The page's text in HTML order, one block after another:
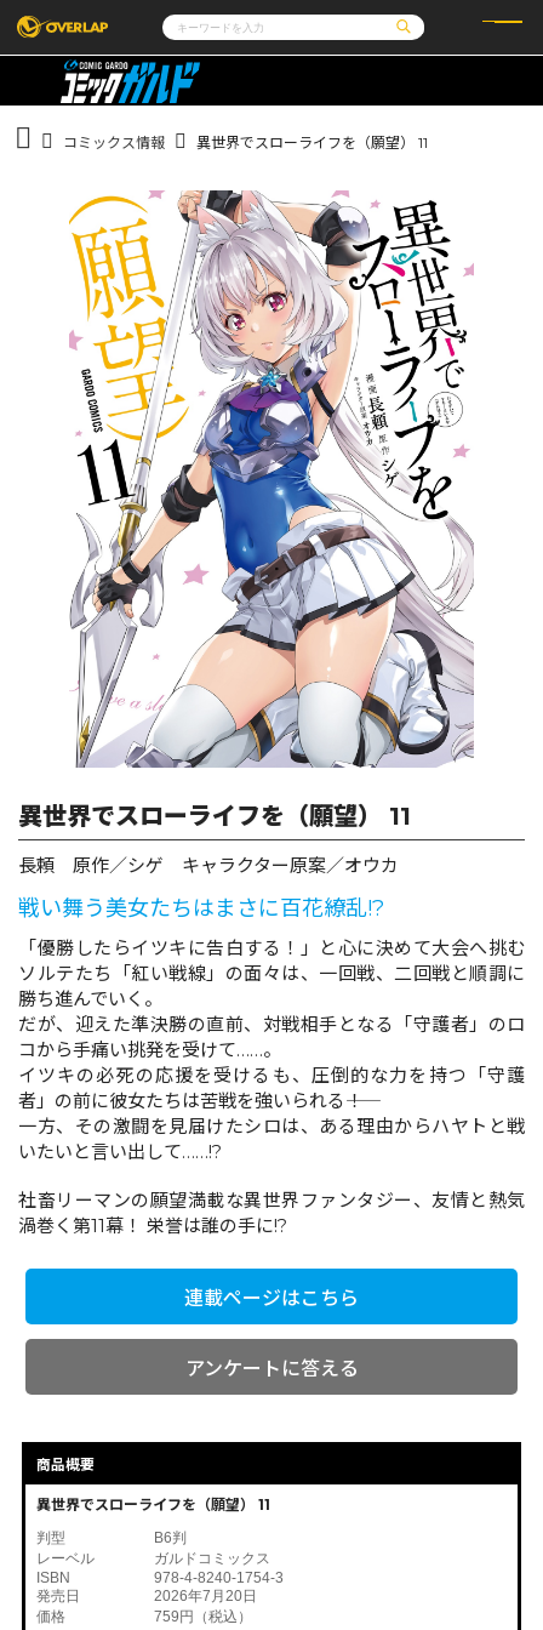
コミック
コミッククリエ
LiQulle
ライトノベル
ノベルス
ノベルスf
ポケットモンスター
アニメ
オーバーラップ広報室
企業
会社概要
採用情報
アクセス
オーバーラップホールディングス
お問い合わせはこちら
オーバーラップ文庫
オーバーラップノベルス
オーバーラップノベルスf
ロサージュノベルス
コミックガルド
コミッククリエ
コミックパルフェ
閉じる
コミックス情報 異世界でスローライフを（願望） 11
異世界でスローライフを（願望） 11
長頼 原作／シゲ キャラクター原案／オウカ
戦い舞う美女たちはまさに百花繚乱!?
「優勝したらイツキに告白する！」と心に決めて大会へ挑む
ソルテたち「紅い戦線」の面々は、一回戦、二回戦と順調に
勝ち進んでいく。
だが、迎えた準決勝の直前、対戦相手となる「守護者」のロ
コから手痛い挑発を受けて……。
イツキの必死の応援を受けるも、圧倒的な力を持つ「守護
者」の前に彼女たちは苦戦を強いられる――！
一方、その激闘を見届けたシロは、ある理由からハヤトと戦
いたいと言い出して……!?
社畜リーマンの願望満載な異世界ファンタジー、友情と熱気
渦巻く第11幕！ 栄誉は誰の手に!?
連載ページはこちら
アンケートに答える
商品概要
異世界でスローライフを（願望） 11
判型
B6判
レーベル
ガルドコミックス
ISBN
978-4-8240-1754-3
発売日
2026年7月20日
価格
759円（税込）